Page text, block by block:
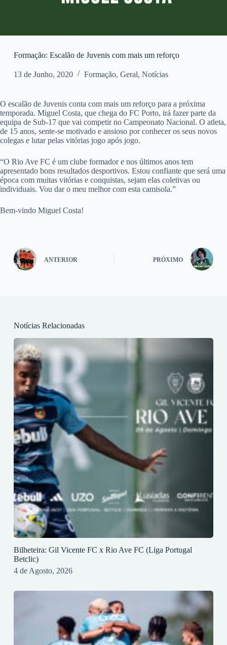
Formação: Escalão de Juvenis com mais um reforço
13 de Junho, 2020 Formação, Geral, Notícias
O escalão de Juvenis conta com mais um reforço para a próxima
temporada. Miguel Costa, que chega do FC Porto, irá fazer parte da
equipa de Sub-17 que vai competir no Campeonato Nacional. O atleta,
de 15 anos, sente-se motivado e ansioso por conhecer os seus novos
colegas e lutar pelas vitórias jogo após jogo.
“O Rio Ave FC é um clube formador e nos últimos anos tem
apresentado bons resultados desportivos. Estou confiante que será uma
época com muitas vitórias e conquistas, sejam elas coletivas ou
individuais. Vou dar o meu melhor com esta camisola.”
Bem-vindo Miguel Costa!
ANTERIOR PRÓXIMO
Notícias Relacionadas
Bilheteira: Gil Vicente FC x Rio Ave FC (Liga Portugal
Betclic)
4 de Agosto, 2026